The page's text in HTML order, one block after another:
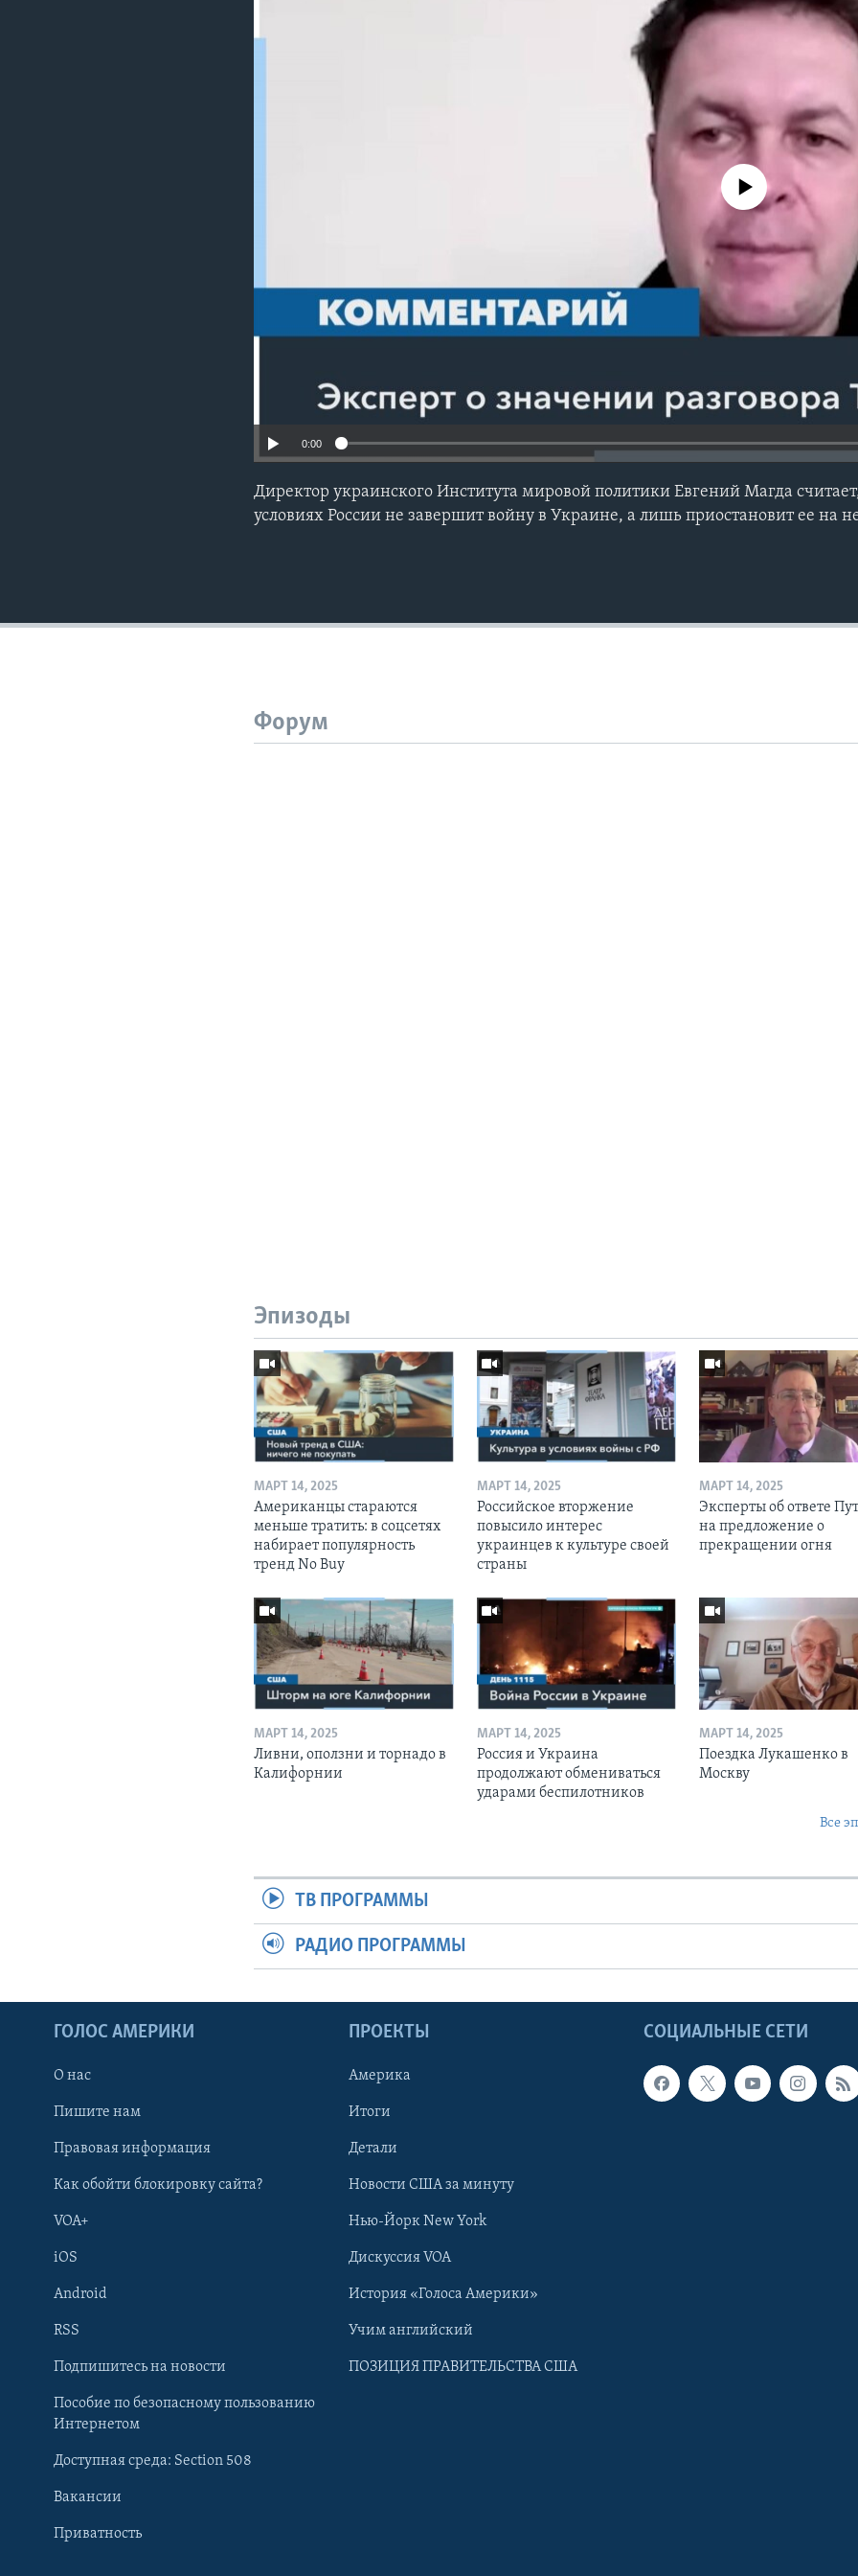
Learning English
Языки
No media source currently
0:00
Директор украинского Института мировой политики Евгений Магда
условиях России не завершит войну в Украине, а лишь приостановит ее на
Форум
Эпизоды
МАРТ 14, 2025
Американцы стараются
меньше тратить: в соцсетях
набирает популярность
тренд No Buy
МАРТ 14, 2025
Российское вторжение
повысило интерес
украинцев к культуре своей
страны
МАРТ 14, 2025
Эксперты об ответе
на предложение о
прекращении огня
МАРТ 14, 2025
Ливни, оползни и торнадо в
Калифорнии
МАРТ 14, 2025
Россия и Украина
продолжают обмениваться
ударами беспилотников
МАРТ 14, 2025
Поездка Лукашенко в
Москву
Все
ТВ ПРОГРАММЫ
РАДИО ПРОГРАММЫ
СОЦИАЛЬНЫЕ СЕТИ
ГОЛОС АМЕРИКИ
О нас
Пишите нам
Правовая информация
Как обойти блокировку сайта?
VOA+
iOS
Android
RSS
Подпишитесь на новости
Пособие по безопасному пользованию
Интернетом
Доступная среда: Section 508
Вакансии
Приватность
ПРОЕКТЫ
Америка
Итоги
Детали
Новости США за минуту
Нью-Йорк New York
Дискуссия VOA
История «Голоса Америки»
Учим английский
ПОЗИЦИЯ ПРАВИТЕЛЬСТВА США